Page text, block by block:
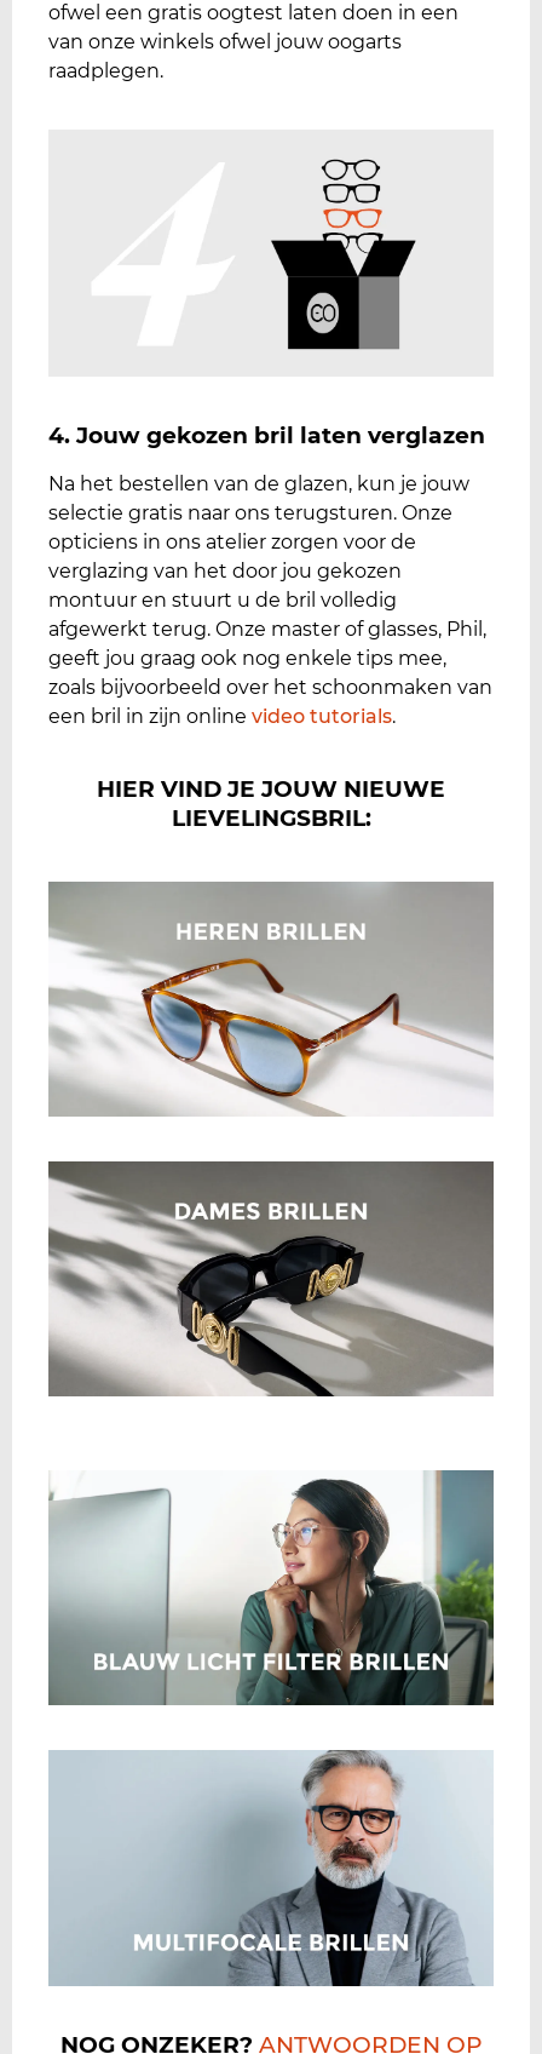
ofwel een gratis oogtest laten doen in een
van onze winkels ofwel jouw oogarts
raadplegen.
4. Jouw gekozen bril laten verglazen
Na het bestellen van de glazen, kun je jouw
selectie gratis naar ons terugsturen. Onze
opticiens in ons atelier zorgen voor de
verglazing van het door jou gekozen
montuur en stuurt u de bril volledig
afgewerkt terug. Onze master of glasses, Phil,
geeft jou graag ook nog enkele tips mee,
zoals bijvoorbeeld over het schoonmaken van
een bril in zijn online video tutorials.
HIER VIND JE JOUW NIEUWE
LIEVELINGSBRIL:
NOG ONZEKER? ANTWOORDEN OP